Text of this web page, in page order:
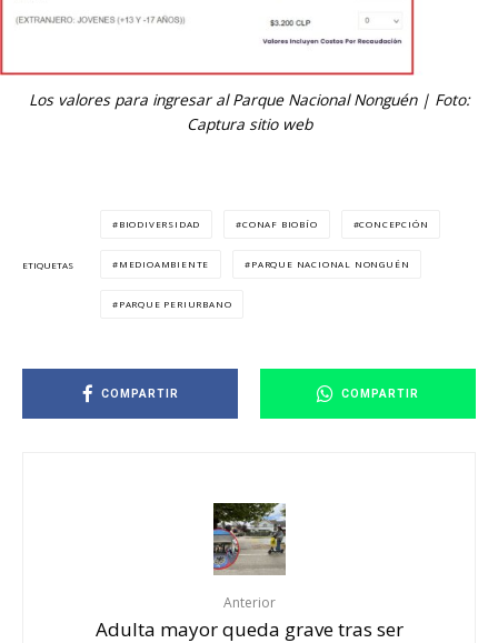
Los valores para ingresar al Parque Nacional Nonguén | Foto:
Captura sitio web
ETIQUETAS
BIODIVERSIDAD CONAF BIOBÍO CONCEPCIÓN
MEDIOAMBIENTE PARQUE NACIONAL NONGUÉN
PARQUE PERIURBANO
COMPARTIR COMPARTIR
Anterior
Adulta mayor queda grave tras ser